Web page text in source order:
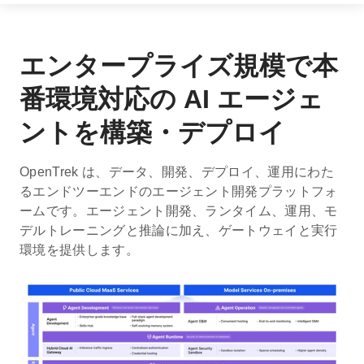
エンタープライズ規模で本
番環境対応の AI エージェ
ントを構築・デプロイ
OpenTrek は、データ、開発、デプロイ、運用にわた
るエンドツーエンドのエージェント開発プラットフォ
ームです。エージェント開発、ランタイム、運用、モ
デルトレーニングと推論に加え、ゲートウェイと実行
環境を提供します。